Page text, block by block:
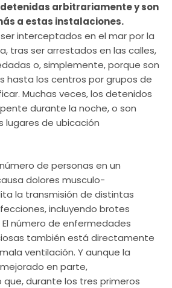
detenidas arbitrariamente y son
a estas instalaciones.
interceptados en el mar por la
tras ser arrestados en las calles,
o, simplemente, porque son
hasta los centros por grupos de
Muchas veces, los detenidos
durante la noche, o son
lugares de ubicación
de personas en un
dolores musculo-
la transmisión de distintas
incluyendo brotes
número de enfermedades
también está directamente
ventilación. Y aunque la
en parte,
durante los tres primeros